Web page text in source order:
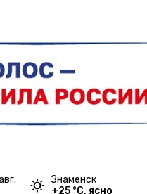
Знаменск
+25 °С, ясно